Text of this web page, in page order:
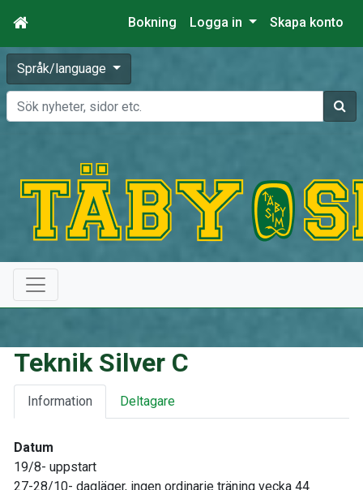
Bokning Logga in Skapa konto
Språk/language
Sök
Teknik Silver C
Information Deltagare
Datum
19/8- uppstart
27-28/10- dagläger, ingen ordinarie träning vecka 44